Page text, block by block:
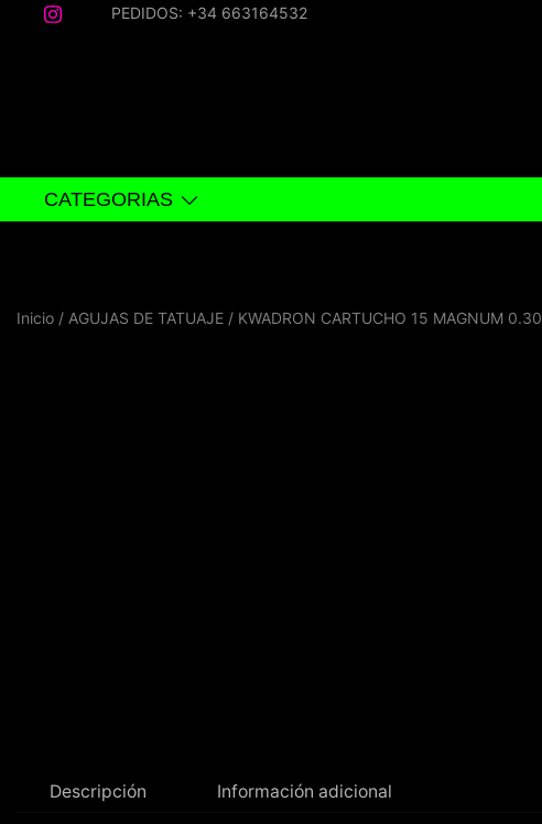
PEDIDOS: +34 663164532
CATEGORIAS
Inicio / AGUJAS DE TATUAJE / KWADRON CARTUCHO 15 MAGNUM 0.30
Descripción Información adicional